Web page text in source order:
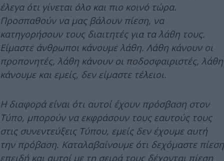
έλεγα ότι γίνεται όλο και πιο κοινό τώρα.
Προσπαθούν να μας βάλουν πίεση, να
κατηγορήσουν τους διαιτητές για τα λάθη τους.
Είμαστε άνθρωποι κάνουμε λάθη. Λάθη κάνουν οι
προπονητές, λάθη κάνουν οι ποδοσφαιριστές, λάθη
κάνουμε και εμείς, δεν είμαστε τέλειοι.
Η διαφορά είναι ότι αυτοί έχουν πρόσβαση στον
Τύπο, μπορούν να εκφράσουν τους εαυτούς τους
στις συνεντεύξεις Τύπου, εμείς δεν έχουμε αυτή
την πρόβαση. Καταλαβαίνουμε ότι δεχόμαστε πίεση
επειδή και αυτοί με τη σειρά τους δέχονται πίεση